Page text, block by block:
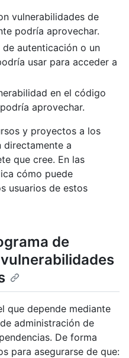
vulnerabilidades de
podría aprovechar.
autenticación o un
usar para acceder a
en el código
aprovechar.
y proyectos a los
directamente a
que cree. En las
cómo puede
usuarios de estos
de
que depende mediante
administración de
De forma
para asegurarse de que: